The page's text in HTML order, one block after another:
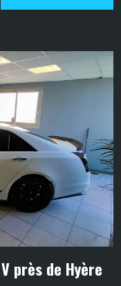
près de Hyère